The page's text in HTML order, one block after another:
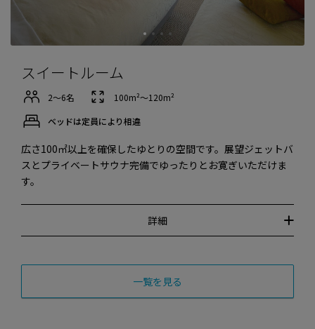
スイートルーム
2〜6名
100m²〜120m²
ベッドは定員により相違
広さ100㎡以上を確保したゆとりの空間です。展望ジェットバ
スとプライベートサウナ完備でゆったりとお寛ぎいただけま
す。
詳細
一覧を見る